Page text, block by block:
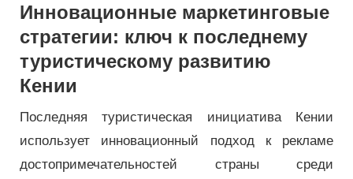
Инновационные маркетинговые
стратегии: ключ к последнему
туристическому развитию
Кении
Последняя туристическая инициатива Кении
использует инновационный подход к рекламе
достопримечательностей страны среди